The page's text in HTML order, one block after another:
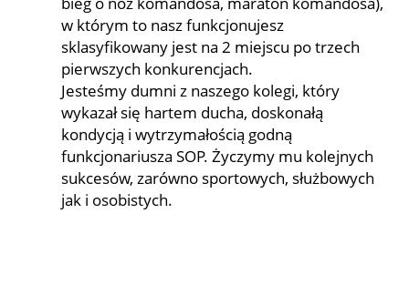
w którym to nasz funkcjonujesz
sklasyfikowany jest na 2 miejscu po trzech
pierwszych konkurencjach.
Jesteśmy dumni z naszego kolegi, który
wykazał się hartem ducha, doskonałą
kondycją i wytrzymałością godną
funkcjonariusza SOP. Życzymy mu kolejnych
sukcesów, zarówno sportowych, służbowych
jak i osobistych.